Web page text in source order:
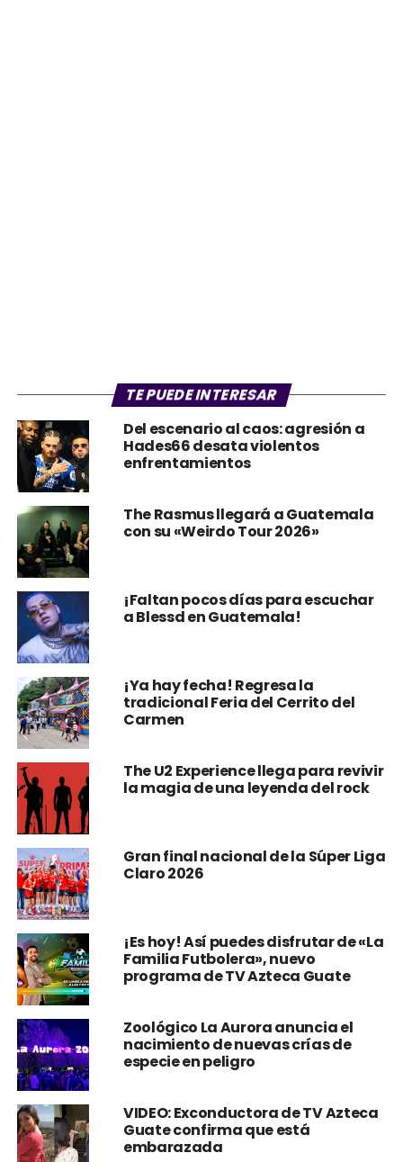
TE PUEDE INTERESAR
Del escenario al caos: agresión a
Hades66 desata violentos
enfrentamientos
The Rasmus llegará a Guatemala
con su «Weirdo Tour 2026»
¡Faltan pocos días para escuchar
a Blessd en Guatemala!
¡Ya hay fecha! Regresa la
tradicional Feria del Cerrito del
Carmen
The U2 Experience llega para revivir
la magia de una leyenda del rock
Gran final nacional de la Súper Liga
Claro 2026
¡Es hoy! Así puedes disfrutar de «La
Familia Futbolera», nuevo
programa de TV Azteca Guate
Zoológico La Aurora anuncia el
nacimiento de nuevas crías de
especie en peligro
VIDEO: Exconductora de TV Azteca
Guate confirma que está
embarazada